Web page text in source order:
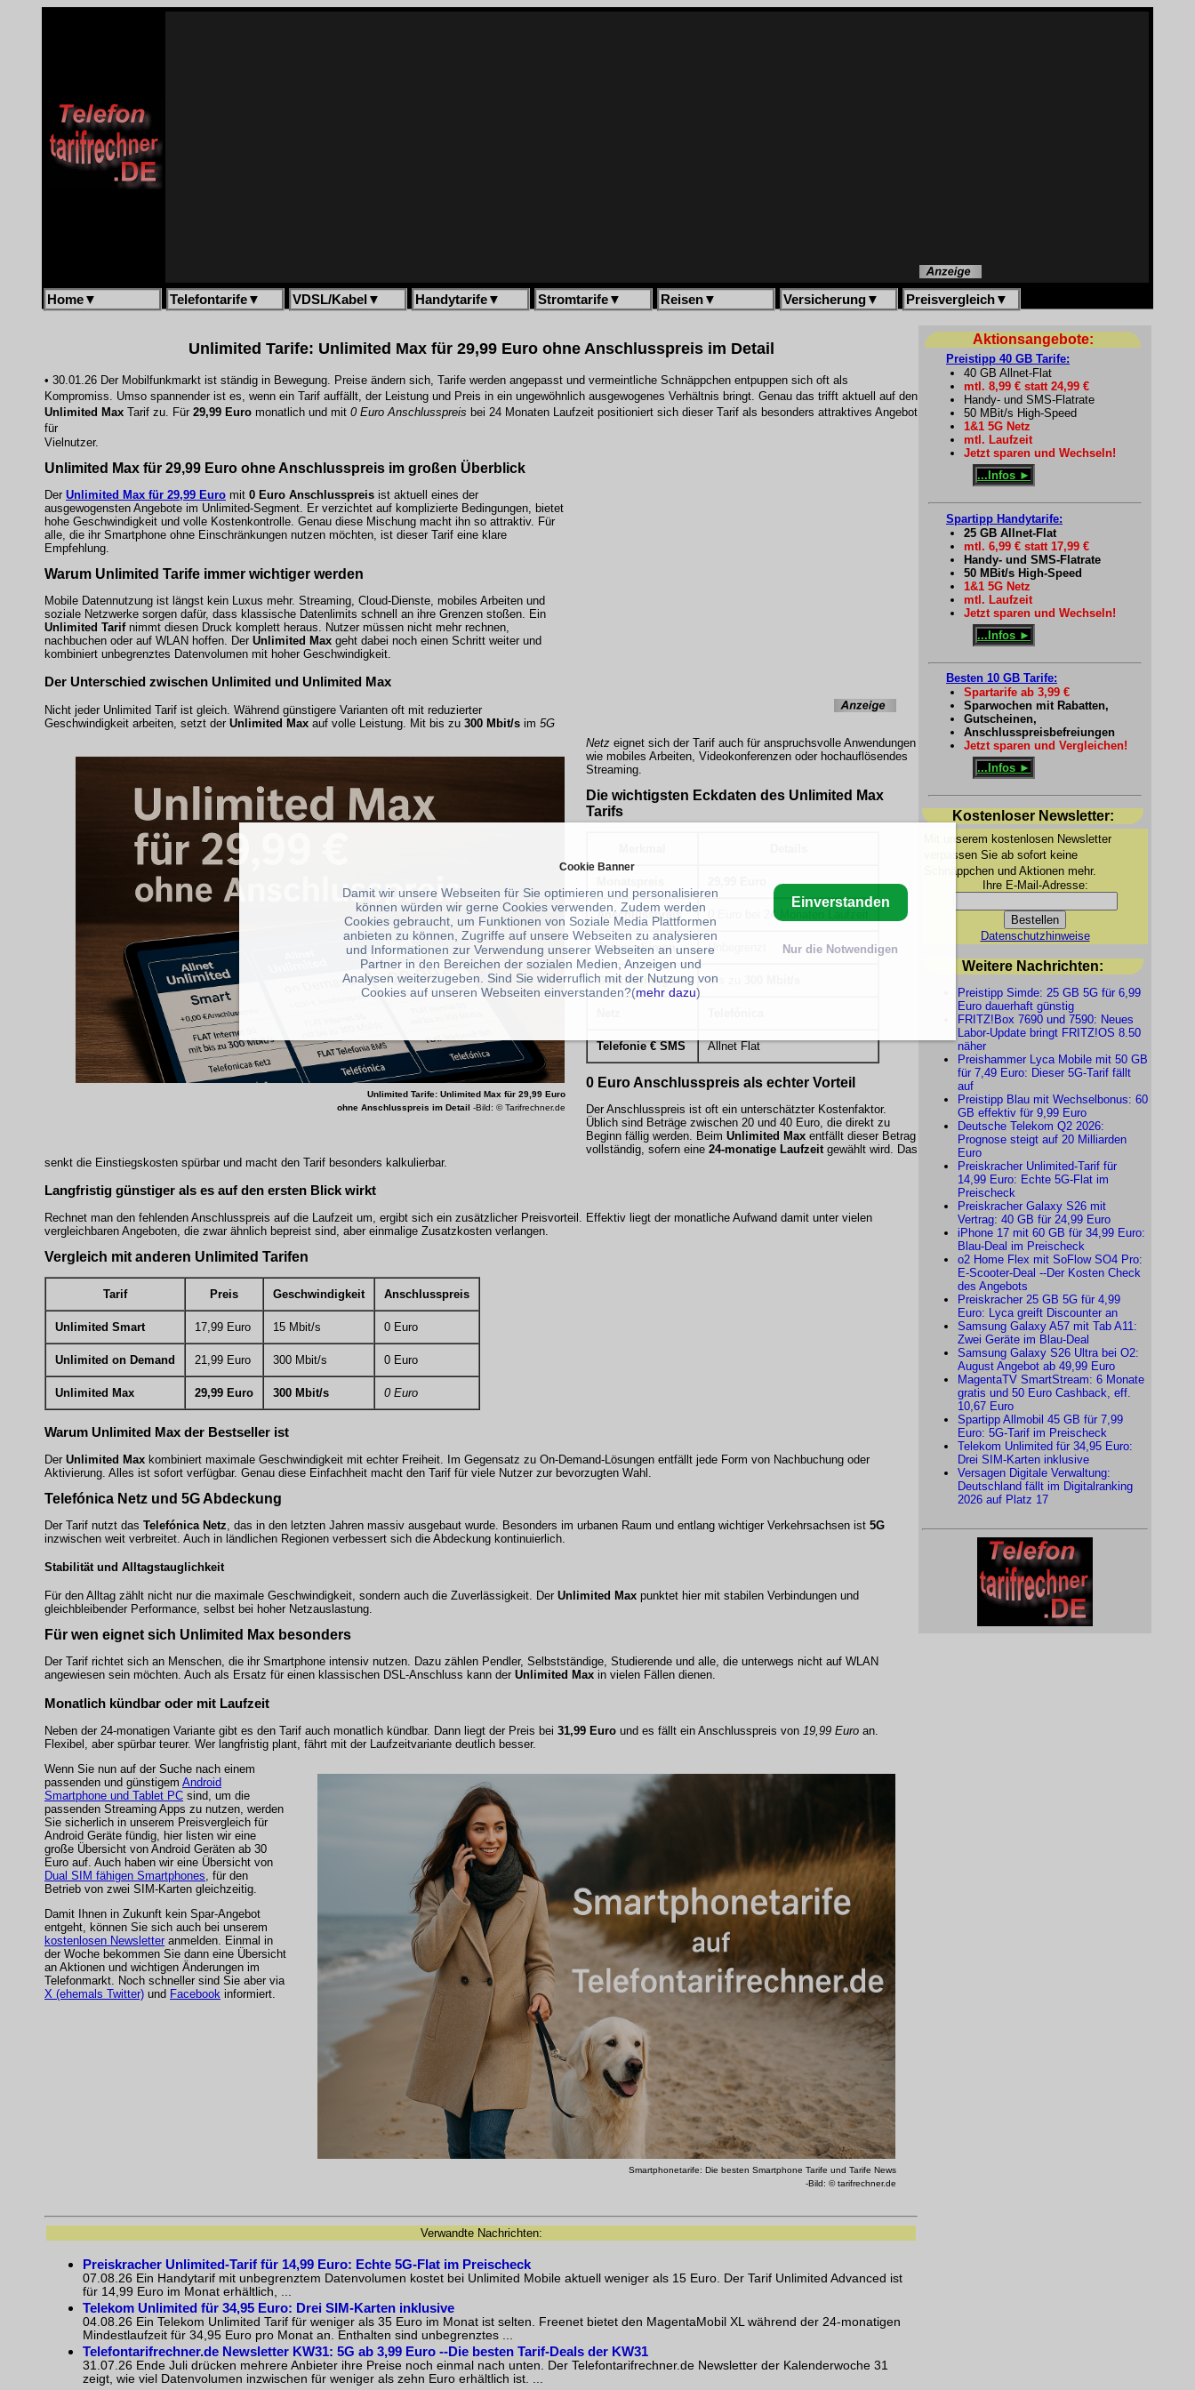
Home▼ Telefontarife▼ VDSL/Kabel ▼ Handytarife▼ Stromtarife▼ Reisen▼ Versicherung▼ Preisvergleich▼
Unlimited Tarife: Unlimited Max für 29,99 Euro ohne Anschlusspreis im Detail
• 30.01.26 Der Mobilfunkmarkt ist ständig in Bewegung. Preise ändern sich, Tarife werden angepasst und vermeintliche Schnäppchen entpuppen sich oft als
Kompromiss. Umso spannender ist es, wenn ein Tarif auffällt, der Leistung und Preis in ein ungewöhnlich ausgewogenes Verhältnis bringt. Genau das trifft aktuell auf den
Unlimited Max Tarif zu. Für 29,99 Euro monatlich und mit 0 Euro Anschlusspreis bei 24 Monaten Laufzeit positioniert sich dieser Tarif als besonders attraktives Angebot
für
Vielnutzer.
Unlimited Max für 29,99 Euro ohne Anschlusspreis im großen Überblick
Der Unlimited Max für 29,99 Euro mit 0 Euro Anschlusspreis ist aktuell eines der
ausgewogensten Angebote im Unlimited-Segment. Er verzichtet auf komplizierte Bedingungen, bietet
hohe Geschwindigkeit und volle Kostenkontrolle. Genau diese Mischung macht ihn so attraktiv. Für
alle, die ihr Smartphone ohne Einschränkungen nutzen möchten, ist dieser Tarif eine klare
Empfehlung.
Unlimited Tarife: Unlimited Max für 29,99 Euro
ohne Anschlusspreis im Detail -Bild: © Tarifrechner.de
Warum Unlimited Tarife immer wichtiger werden
Mobile Datennutzung ist längst kein Luxus mehr. Streaming, Cloud-Dienste, mobiles Arbeiten und
soziale Netzwerke sorgen dafür, dass klassische Datenlimits schnell an ihre Grenzen stoßen. Ein
Unlimited Tarifnimmt diesen Druck komplett heraus. Nutzer müssen nicht mehr rechnen,
nachbuchen oder auf WLAN hoffen. Der Unlimited Max geht dabei noch einen Schritt weiter und
kombiniert unbegrenztes Datenvolumen mit hoher Geschwindigkeit.
Der Unterschied zwischen Unlimited und Unlimited Max
Nicht jeder Unlimited Tarif ist gleich. Während günstigere Varianten oft mit reduzierter
Geschwindigkeit arbeiten, setzt der Unlimited Max auf volle Leistung. Mit bis zu 300 Mbit/s im 5G
Netz eignet sich der Tarif auch für anspruchsvolle Anwendungen
wie mobiles Arbeiten, Videokonferenzen oder hochauflösendes
Streaming.
Die wichtigsten Eckdaten des Unlimited Max
Tarifs
Anschlusspreis bei 24 Monaten Laufzeit
Datenvolumen Unbegrenzt
Geschwindigkeit Bis zu
Telefonie € SMS Allnet Flat
0 Euro Anschlusspreis als echter Vorteil
Der Anschlusspreis ist oft ein unterschätzter Kostenfaktor.
Üblich sind Beträge zwischen 20 und 40 Euro, die direkt zu
Beginn fällig werden. Beim Unlimited Max entfällt dieser Betrag
vollständig, sofern eine 24-monatige Laufzeitgewählt wird. Das
senkt die Einstiegskosten spürbar und macht den Tarif besonders kalkulierbar.
Langfristig günstiger als es auf den ersten Blick wirkt
Rechnet man den fehlenden Anschlusspreis auf die Laufzeit um, ergibt sich ein zusätzlicher Preisvorteil. Effektiv liegt der monatliche Aufwand damit unter vielen
vergleichbaren Angeboten, die zwar ähnlich bepreist sind, aber einmalige Zusatzkosten verlangen.
Vergleich mit anderen Unlimited Tarifen
Tarif Preis Geschwindigkeit Anschlusspreis
Unlimited Smart 17,99 Euro 15 Mbit/s 0 Euro
Unlimited on Demand 21,99 Euro 300 Mbit/s 0 Euro
Unlimited Max 29,99 Euro 300 Mbit/s 0 Euro
Warum Unlimited Max der Bestseller ist
Der Unlimited Max kombiniert maximale Geschwindigkeit mit echter Freiheit. Im Gegensatz zu On-Demand-Lösungen entfällt jede Form von Nachbuchung oder
Aktivierung. Alles ist sofort verfügbar. Genau diese Einfachheit macht den Tarif für viele Nutzer zur bevorzugten Wahl.
Telefónica Netz und 5G Abdeckung
Der Tarif nutzt das Telefónica Netz , das in den letzten Jahren massiv ausgebaut wurde. Besonders im urbanen Raum und entlang wichtiger Verkehrsachsen ist 5G
inzwischen weit verbreitet. Auch in ländlichen Regionen verbessert sich die Abdeckung kontinuierlich.
Stabilität und Alltagstauglichkeit
Für den Alltag zählt nicht nur die maximale Geschwindigkeit, sondern auch die Zuverlässigkeit. Der Unlimited Max punktet hier mit stabilen Verbindungen und
gleichbleibender Performance, selbst bei hoher Netzauslastung.
Für wen eignet sich Unlimited Max besonders
Der Tarif richtet sich an Menschen, die ihr Smartphone intensiv nutzen. Dazu zählen Pendler, Selbstständige, Studierende und alle, die unterwegs nicht auf WLAN
angewiesen sein möchten. Auch als Ersatz für einen klassischen DSL-Anschluss kann der Unlimited Max in vielen Fällen dienen.
Monatlich kündbar oder mit Laufzeit
Neben der 24-monatigen Variante gibt es den Tarif auch monatlich kündbar. Dann liegt der Preis bei 31,99 Euro und es fällt ein Anschlusspreis von 19,99 Euro an.
Flexibel, aber spürbar teurer. Wer langfristig plant, fährt mit der Laufzeitvariante deutlich besser.
Smartphonetarife: Die besten Smartphone Tarife und Tarife News
-Bild: © tarifrechner.de
Wenn Sie nun auf der Suche nach einem
passenden und günstigem Android
Smartphone und Tablet PC sind, um die
passenden Streaming Apps zu nutzen, werden
Sie sicherlich in unserem Preisvergleich für
Android Geräte fündig, hier listen wir eine
große Übersicht von Android Geräten ab 30
Euro auf. Auch haben wir eine Übersicht von
Dual SIM fähigen Smartphones , für den
Betrieb von zwei SIM-Karten gleichzeitig.
Damit Ihnen in Zukunft kein Spar-Angebot
entgeht, können Sie sich auch bei unserem
kostenlosen Newsletter anmelden. Einmal in
der Woche bekommen Sie dann eine Übersicht
an Aktionen und wichtigen Änderungen im
Telefonmarkt. Noch schneller sind Sie aber via
X (ehemals Twitter) und Facebook informiert.
Verwandte Nachrichten:
Preiskracher Unlimited-Tarif für 14,99 Euro: Echte 5G-Flat im Preischeck
07.08.26 Ein Handytarif mit unbegrenztem Datenvolumen kostet bei Unlimited Mobile aktuell weniger als 15 Euro. Der Tarif Unlimited Advanced ist
für 14,99 Euro im Monat erhältlich, ...
Telekom Unlimited für 34,95 Euro: Drei SIM-Karten inklusive
04.08.26 Ein Telekom Unlimited Tarif für weniger als 35 Euro im Monat ist selten. Freenet bietet den MagentaMobil XL während der 24-monatigen
Mindestlaufzeit für 34,95 Euro pro Monat an. Enthalten sind unbegrenztes ...
Telefontarifrechner.de Newsletter KW31: 5G ab 3,99 Euro --Die besten Tarif-Deals der KW31
31.07.26 Ende Juli drücken mehrere Anbieter ihre Preise noch einmal nach unten. Der Telefontarifrechner.de Newsletter der Kalenderwoche 31
zeigt, wie viel Datenvolumen inzwischen für weniger als zehn Euro erhältlich ist. ...
Aktionsangebote:
Preistipp 40 GB Tarife:
40 GB Allnet-Flat
mtl. 8,99 € statt 24,99 €
Handy- und SMS-Flatrate
50 MBit/s High-Speed
1&1 5G Netz
mtl. Laufzeit
Jetzt sparen und Wechseln!
...Infos ►
Spartipp Handytarife:
25 GB Allnet-Flat
mtl. 6,99 € statt 17,99 €
Handy- und SMS-Flatrate
50 MBit/s High-Speed
1&1 5G Netz
mtl. Laufzeit
Jetzt sparen und Wechseln!
...Infos ►
Besten 10 GB Tarife:
Spartarife ab 3,99 €
Sparwochen mit Rabatten,
Gutscheinen,
Anschlusspreisbefreiungen
Jetzt sparen und Vergleichen!
...Infos ►
Kostenloser Newsletter:
Mit unserem kostenlosen Newsletter
verpassen Sie ab sofort keine
Schnäppchen und Aktionen mehr.
Ihre E-Mail-Adresse:
Datenschutzhinweise
Weitere Nachrichten:
Preistipp Simde: 25 GB 5G für 6,99
Euro dauerhaft günstig
FRITZ!Box 7690 und 7590: Neues
Labor-Update bringt FRITZ!OS 8.50
näher
Preishammer Lyca Mobile mit 50 GB
für 7,49 Euro: Dieser 5G-Tarif fällt
auf
Preistipp Blau mit Wechselbonus: 60
GB effektiv für 9,99 Euro
Deutsche Telekom Q2 2026:
Prognose steigt auf 20 Milliarden
Euro
Preiskracher Unlimited-Tarif für
14,99 Euro: Echte 5G-Flat im
Preischeck
Preiskracher Galaxy S26 mit
Vertrag: 40 GB für 24,99 Euro
iPhone 17 mit 60 GB für 34,99 Euro:
Blau-Deal im Preischeck
o2 Home Flex mit SoFlow SO4 Pro:
E-Scooter-Deal --Der Kosten Check
des Angebots
Preiskracher 25 GB 5G für 4,99
Euro: Lyca greift Discounter an
Samsung Galaxy A57 mit Tab A11:
Zwei Geräte im Blau-Deal
Samsung Galaxy S26 Ultra bei O2:
August Angebot ab 49,99 Euro
MagentaTV SmartStream: 6 Monate
gratis und 50 Euro Cashback, eff.
10,67 Euro
Spartipp Allmobil 45 GB für 7,99
Euro: 5G-Tarif im Preischeck
Telekom Unlimited für 34,95 Euro:
Drei SIM-Karten inklusive
Versagen Digitale Verwaltung:
Deutschland fällt im Digitalranking
2026 auf Platz 17
Cookie Banner
Damit wir unsere Webseiten für Sie optimieren und personalisieren
können würden wir gerne Cookies verwenden. Zudem werden
Cookies gebraucht, um Funktionen von Soziale Media Plattformen
anbieten zu können, Zugriffe auf unsere Webseiten zu analysieren
und Informationen zur Verwendung unserer Webseiten an unsere
Partner in den Bereichen der sozialen Medien, Anzeigen und
Analysen weiterzugeben. Sind Sie widerruflich mit der Nutzung von
Cookies auf unseren Webseiten einverstanden?(mehr dazu)
Einverstanden
Nur die Notwendigen